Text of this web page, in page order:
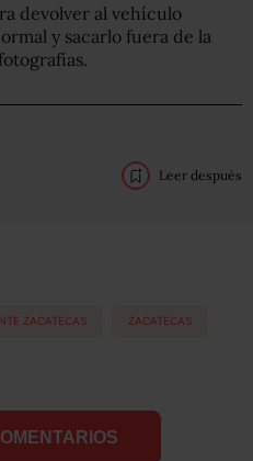
devolver al vehículo
y sacarlo fuera de la
Leer después
ZACATECAS ZACATECAS